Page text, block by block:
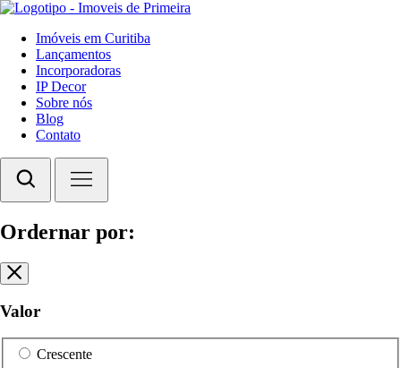
Imóveis em Curitiba
Lançamentos
Incorporadoras
IP Decor
Sobre nós
Blog
Contato
Ordernar por:
Valor
Crescente